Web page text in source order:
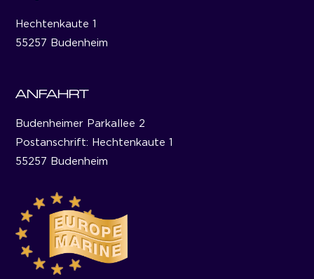
Hechtenkaute 1
55257 Budenheim
ANFAHRT
Budenheimer Parkallee 2
Postanschrift: Hechtenkaute 1
55257 Budenheim